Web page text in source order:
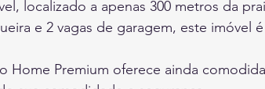
localizado a apenas 300 metros da
e 2 vagas de garagem, este imóvel
Home Premium oferece ainda